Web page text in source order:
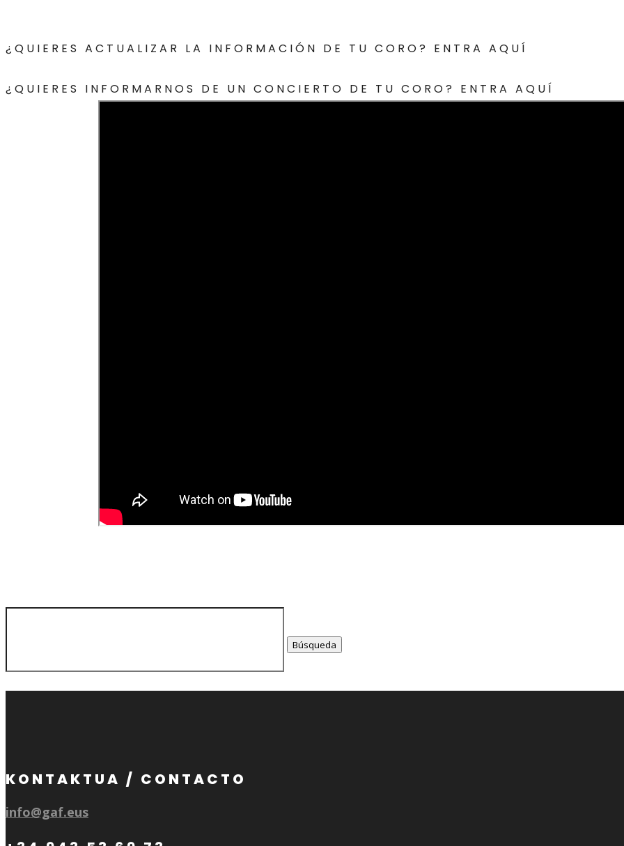
¿QUIERES ACTUALIZAR LA INFORMACIÓN DE TU CORO? ENTRA AQUÍ
¿QUIERES INFORMARNOS DE UN CONCIERTO DE TU CORO? ENTRA AQUÍ
KONTAKTUA / CONTACTO
info@gaf.eus